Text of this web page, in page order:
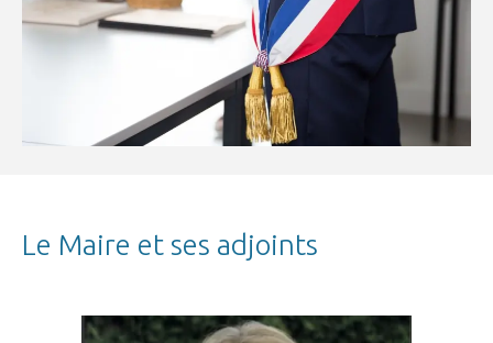
Le Maire et ses adjoints